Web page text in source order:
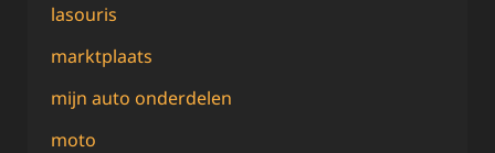
lasouris
marktplaats
mijn auto onderdelen
moto